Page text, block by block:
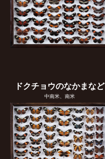
ドクチョウのなかまなど
中南米、南米